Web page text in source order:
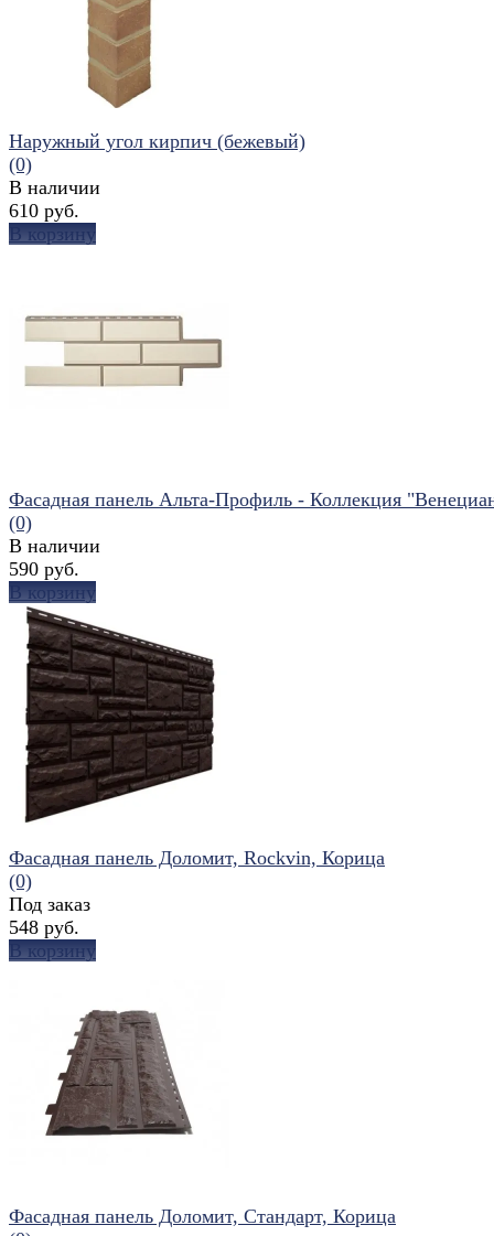
избранное сравнить
Наружный угол кирпич (бежевый)
(0)
В наличии
610 руб.
В корзину
избранное сравнить
Фасадная панель Альта-Профиль - Коллекция
(0)
В наличии
590 руб.
В корзину
избранное сравнить
Фасадная панель Доломит, Rockvin, Корица
(0)
Под заказ
548 руб.
В корзину
Фасадная панель Доломит, Стандарт, Корица